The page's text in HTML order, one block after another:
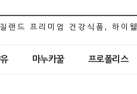
랜 드 프 리 미 엄 건 강 식 품 , 하 이 웰
마누카꿀 프로폴리스